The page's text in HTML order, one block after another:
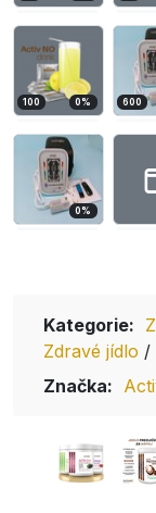
100 0% 600
0%
Kategorie:
Zdravé jídlo /
Značka: